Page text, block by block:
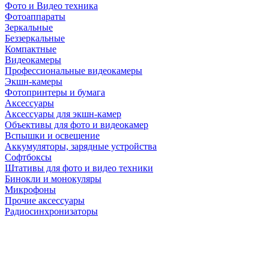
Фото и Видео техника
Фотоаппараты
Зеркальные
Беззеркальные
Компактные
Видеокамеры
Профессиональные видеокамеры
Экшн-камеры
Фотопринтеры и бумага
Аксессуары
Аксессуары для экшн-камер
Объективы для фото и видеокамер
Вспышки и освещение
Аккумуляторы, зарядные устройства
Софтбоксы
Штативы для фото и видео техники
Бинокли и монокуляры
Микрофоны
Прочие аксессуары
Радиосинхронизаторы